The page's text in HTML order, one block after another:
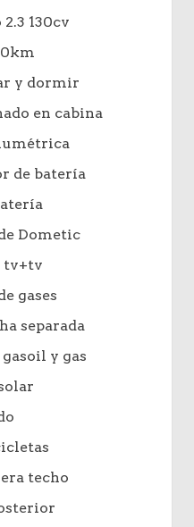
130cv
y dormir
en cabina
de batería
Dometic
tv+tv
gases
separada
y gas
techo